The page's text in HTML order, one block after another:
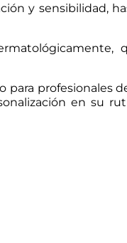
y sensibilidad,
para profesionales
en su